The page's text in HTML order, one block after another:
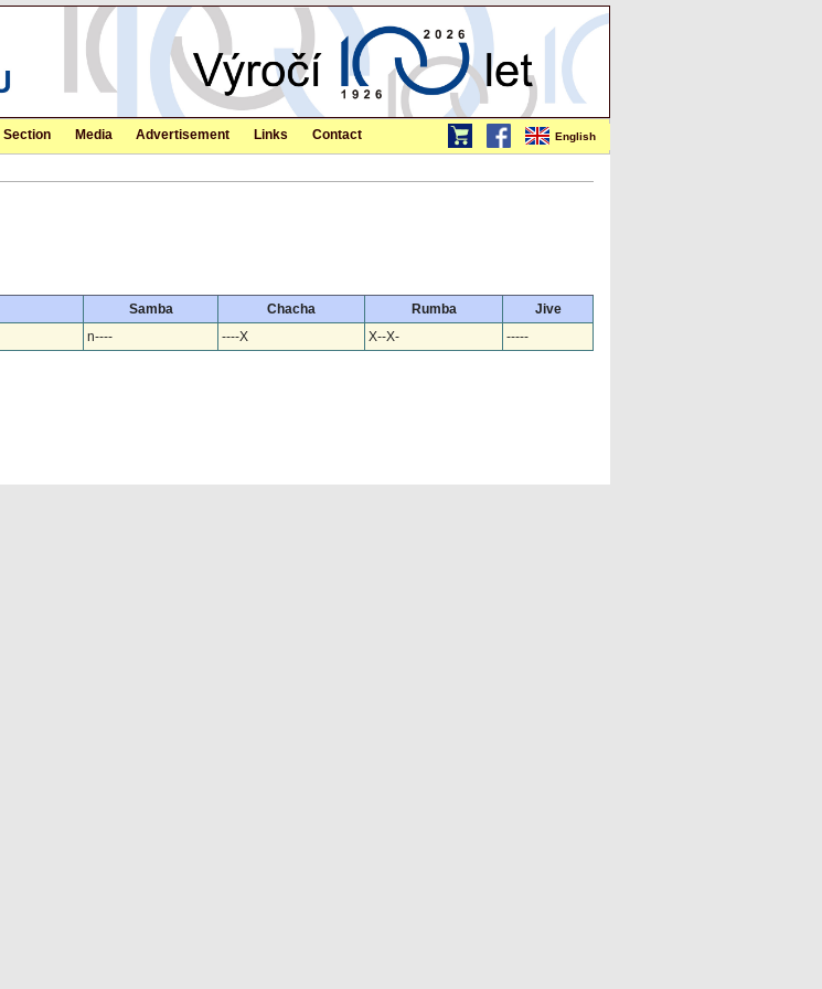
English
Section Media Advertisement Links Contact
Samba Chacha Rumba
Jive
n---- ----X X--X-
-----